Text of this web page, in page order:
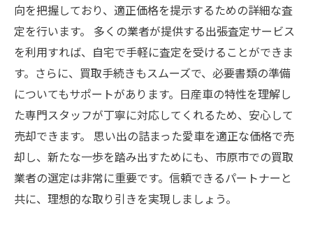
向を把握しており、適正価格を提示するための詳細な査
定を行います。 多くの業者が提供する出張査定サービス
を利用すれば、自宅で手軽に査定を受けることができま
す。さらに、買取手続きもスムーズで、必要書類の準備
についてもサポートがあります。日産車の特性を理解し
た専門スタッフが丁寧に対応してくれるため、安心して
売却できます。 思い出の詰まった愛車を適正な価格で売
却し、新たな一歩を踏み出すためにも、市原市での買取
業者の選定は非常に重要です。信頼できるパートナーと
共に、理想的な取り引きを実現しましょう。